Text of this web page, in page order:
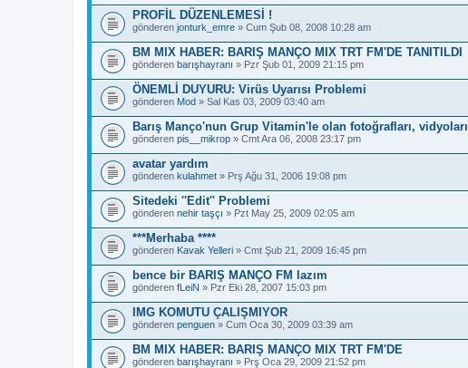
PROFİL DÜZENLEMESİ !
gönderen jonturk_emre » Cum Şub 08, 2008 10:28 am
BM MIX HABER: BARIŞ MANÇO MIX TRT FM'DE TANITILDI
gönderen barışhayranı » Pzr Şub 01, 2009 21:15 pm
ÖNEMLİ DUYURU: Virüs Uyarısı Problemi
gönderen Mod » Sal Kas 03, 2009 03:40 am
Barış Manço'nun Grup Vitamin'le olan fotoğrafları, vidyoları
gönderen pis__mikrop » Cmt Ara 06, 2008 23:17 pm
avatar yardım
gönderen kulahmet » Prş Ağu 31, 2006 19:08 pm
Sitedeki ''Edit'' Problemi
gönderen nehir taşçı » Pzt May 25, 2009 02:05 am
***Merhaba ****
gönderen Kavak Yelleri » Cmt Şub 21, 2009 16:45 pm
bence bir BARIŞ MANÇO FM lazım
gönderen fLeiN » Pzr Eki 28, 2007 15:03 pm
IMG KOMUTU ÇALIŞMIYOR
gönderen penguen » Cum Oca 30, 2009 03:39 am
BM MIX HABER: BARIŞ MANÇO MIX TRT FM'DE
gönderen barışhayranı » Prş Oca 29, 2009 21:52 pm